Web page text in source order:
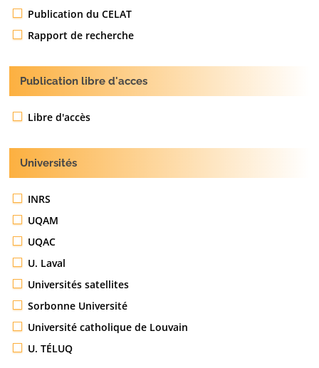
Publication du CELAT
Rapport de recherche
Publication libre d'acces
Libre d'accès
Universités
INRS
UQAM
UQAC
U. Laval
Universités satellites
Sorbonne Université
Université catholique de Louvain
U. TÉLUQ